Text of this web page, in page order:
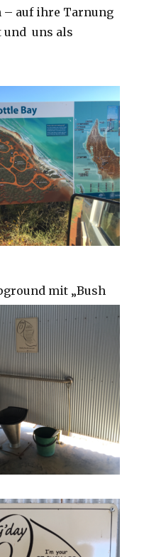
– auf ihre Tarnung
und uns als
mit „Bush